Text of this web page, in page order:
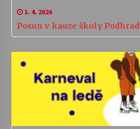
1. 4. 2026
Posun v kauze školy Podhrad